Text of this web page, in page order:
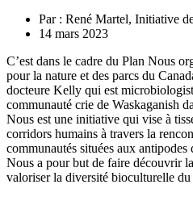
Par : René Martel, Initiative
14 mars 2023
C’est dans le cadre du Plan Nous
pour la nature et des parcs du
docteure Kelly qui est
communauté crie de Waskaganish
Nous est une initiative qui vise à
corridors humains à travers la
communautés situées aux
Nous a pour but de faire découvrir
valoriser la diversité bioculturelle du